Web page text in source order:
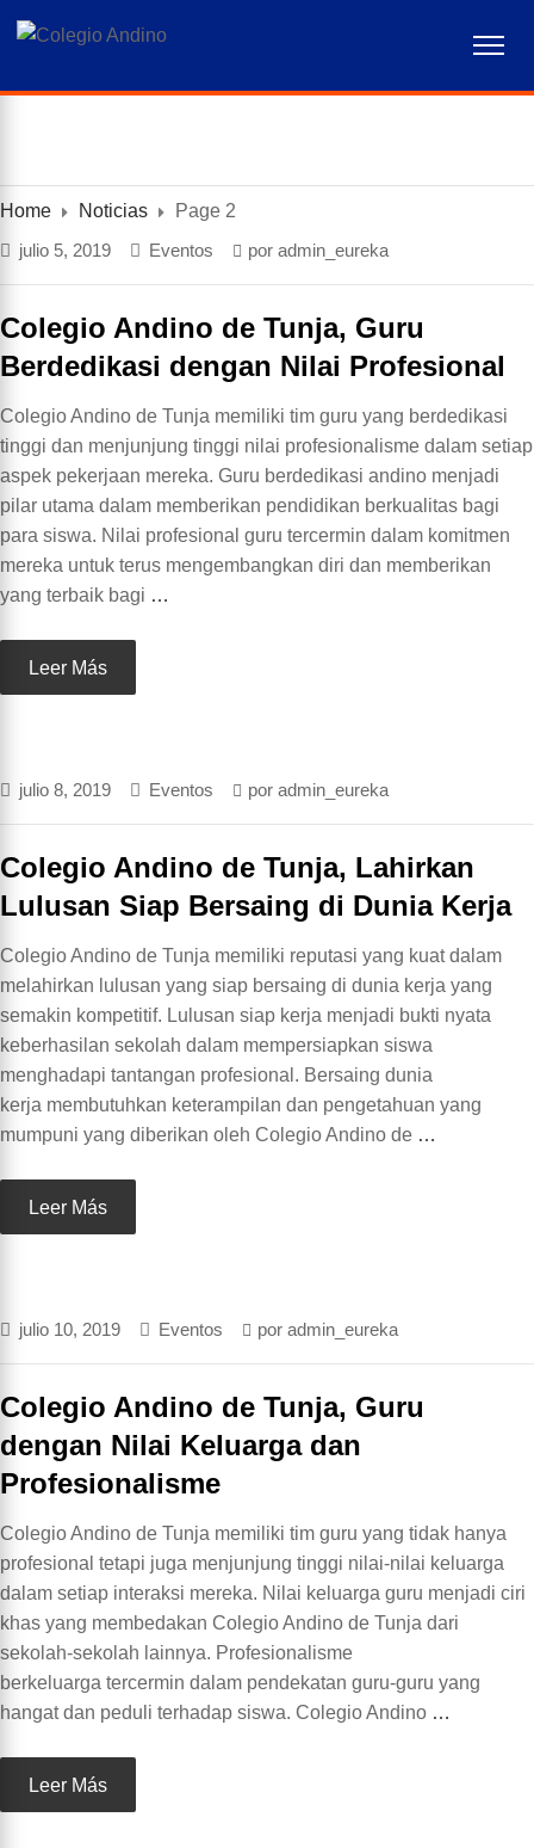
Home Noticias
Page 2
julio 5, 2019
Eventos por admin_eureka
Colegio Andino de Tunja, Guru
Berdedikasi dengan Nilai Profesional
Colegio Andino de Tunja memiliki tim guru yang berdedikasi
tinggi dan menjunjung tinggi nilai profesionalisme dalam setiap
aspek pekerjaan mereka. Guru berdedikasi andino menjadi
pilar utama dalam memberikan pendidikan berkualitas bagi
para siswa. Nilai profesional guru tercermin dalam komitmen
mereka untuk terus mengembangkan diri dan memberikan
yang terbaik bagi …
Leer Más
julio 8, 2019 Eventos por admin_eureka
Colegio Andino de Tunja, Lahirkan
Lulusan Siap Bersaing di Dunia Kerja
Colegio Andino de Tunja memiliki reputasi yang kuat dalam
melahirkan lulusan yang siap bersaing di dunia kerja yang
semakin kompetitif. Lulusan siap kerja menjadi bukti nyata
keberhasilan sekolah dalam mempersiapkan siswa
menghadapi tantangan profesional. Bersaing dunia
kerja membutuhkan keterampilan dan pengetahuan yang
mumpuni yang diberikan oleh Colegio Andino de …
Leer Más
julio 10, 2019 Eventos por admin_eureka
Colegio Andino de Tunja, Guru
dengan Nilai Keluarga dan
Profesionalisme
Colegio Andino de Tunja memiliki tim guru yang tidak hanya
profesional tetapi juga menjunjung tinggi nilai-nilai keluarga
dalam setiap interaksi mereka. Nilai keluarga guru menjadi ciri
khas yang membedakan Colegio Andino de Tunja dari
sekolah-sekolah lainnya. Profesionalisme
berkeluarga tercermin dalam pendekatan guru-guru yang
hangat dan peduli terhadap siswa. Colegio Andino …
Leer Más